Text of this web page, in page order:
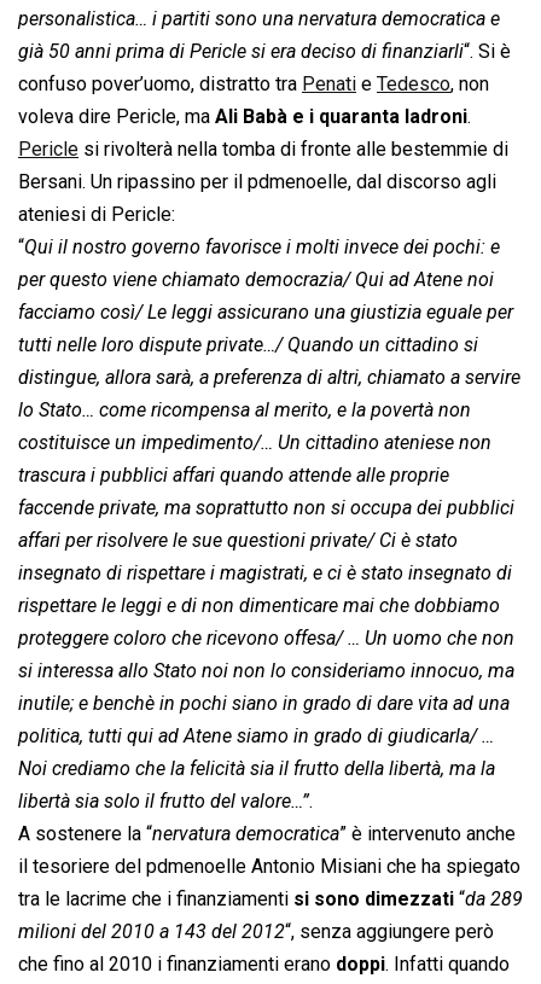
personalistica… i partiti sono una nervatura democratica e
già 50 anni prima di Pericle si era deciso di finanziarli“. Si è
confuso pover’uomo, distratto tra Penati e Tedesco, non
voleva dire Pericle, ma Ali Babà e i quaranta ladroni.
Pericle si rivolterà nella tomba di fronte alle bestemmie di
Bersani. Un ripassino per il pdmenoelle, dal discorso agli
ateniesi di Pericle:
“Qui il nostro governo favorisce i molti invece dei pochi: e
per questo viene chiamato democrazia/ Qui ad Atene noi
facciamo così/ Le leggi assicurano una giustizia eguale per
tutti nelle loro dispute private…/ Quando un cittadino si
distingue, allora sarà, a preferenza di altri, chiamato a servire
lo Stato… come ricompensa al merito, e la povertà non
costituisce un impedimento/… Un cittadino ateniese non
trascura i pubblici affari quando attende alle proprie
faccende private, ma soprattutto non si occupa dei pubblici
affari per risolvere le sue questioni private/ Ci è stato
insegnato di rispettare i magistrati, e ci è stato insegnato di
rispettare le leggi e di non dimenticare mai che dobbiamo
proteggere coloro che ricevono offesa/ … Un uomo che non
si interessa allo Stato noi non lo consideriamo innocuo, ma
inutile; e benchè in pochi siano in grado di dare vita ad una
politica, tutti qui ad Atene siamo in grado di giudicarla/ …
Noi crediamo che la felicità sia il frutto della libertà, ma la
libertà sia solo il frutto del valore…”.
A sostenere la “nervatura democratica” è intervenuto anche
il tesoriere del pdmenoelle Antonio Misiani che ha spiegato
tra le lacrime che i finanziamenti si sono dimezzati “da 289
milioni del 2010 a 143 del 2012“, senza aggiungere però
che fino al 2010 i finanziamenti erano doppi. Infatti quando